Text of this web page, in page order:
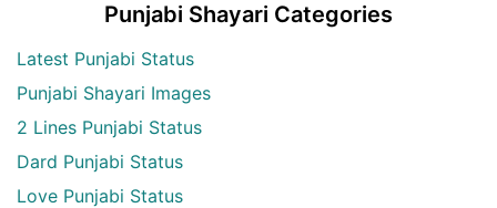
Punjabi Shayari Categories
Latest Punjabi Status
Punjabi Shayari Images
2 Lines Punjabi Status
Dard Punjabi Status
Love Punjabi Status